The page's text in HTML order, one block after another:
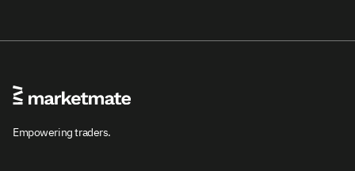
Empowering traders.